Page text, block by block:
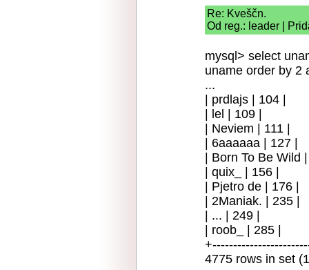
Re: Kveščn.
Od reg.: leader |
mysql> select
uname order by 2
...
| prdlajs | 104 |
| lel | 109 |
| Neviem | 111 |
| 6aaaaaa | 127 |
| Born To Be Wild
| quix_ | 156 |
| Pjetro de | 176 |
| 2Maniak. | 235 |
| ... | 249 |
| roob_ | 285 |
4775 rows in set